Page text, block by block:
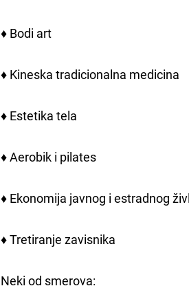
♦ Bodi art
♦ Kineska tradicionalna medicina
♦ Estetika tela
♦ Aerobik i pilates
♦ Ekonomija javnog i estradnog
♦ Tretiranje zavisnika
Neki od smerova: